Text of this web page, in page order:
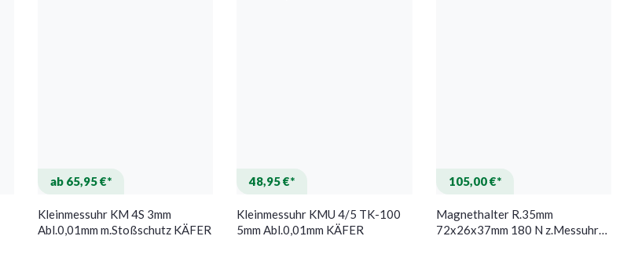
ab 65,95 €*
Kleinmessuhr KM 4S 3mm
Abl.0,01mm m.Stoßschutz KÄFER
48,95 €*
Kleinmessuhr KMU 4/5 TK-100
5mm Abl.0,01mm KÄFER
105,00 €*
Magnethalter R.35mm
72x26x37mm 180 N z.Messuhren